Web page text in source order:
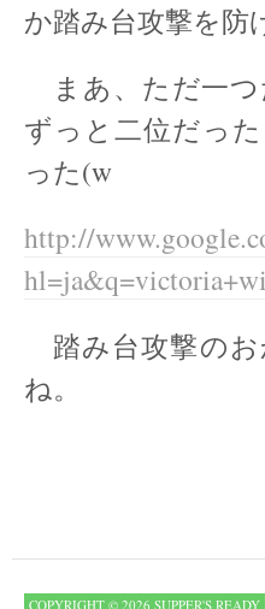
か踏み台攻撃を防
まあ、ただ一
ずっと二位だっ
った(w
http://
踏み台攻撃のお
ね。
COPYRIGHT © 2026 SUPPER'S READY